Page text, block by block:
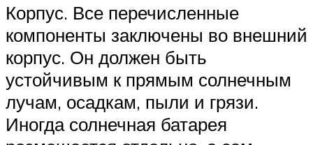
Корпус. Все перечисленные
компоненты заключены во внешний
корпус. Он должен быть
устойчивым к прямым солнечным
лучам, осадкам, пыли и грязи.
Иногда солнечная батарея